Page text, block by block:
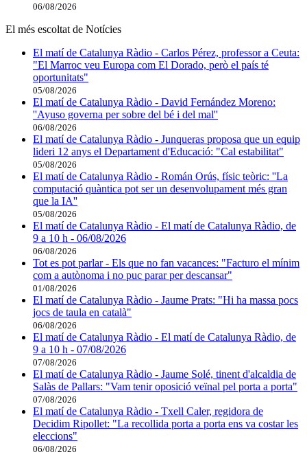
06/08/2026
El més escoltat de Notícies
El matí de Catalunya Ràdio - Carlos Pérez, professor a Ceuta:
"El Marroc veu Europa com El Dorado, però el país té
oportunitats"
05/08/2026
El matí de Catalunya Ràdio - David Fernández Moreno:
''Ayuso governa per sobre del bé i del mal''
06/08/2026
El matí de Catalunya Ràdio - Junqueras proposa que un equip
lideri 12 anys el Departament d'Educació: "Cal estabilitat"
05/08/2026
El matí de Catalunya Ràdio - Román Orús, físic teòric: ''La
computació quàntica pot ser un desenvolupament més gran
que la IA''
05/08/2026
El matí de Catalunya Ràdio - El matí de Catalunya Ràdio, de
9 a 10 h - 06/08/2026
06/08/2026
Tot es pot parlar - Els que no fan vacances: "Facturo el mínim
com a autònoma i no puc parar per descansar"
01/08/2026
El matí de Catalunya Ràdio - Jaume Prats: "Hi ha massa pocs
jocs de taula en català"
06/08/2026
El matí de Catalunya Ràdio - El matí de Catalunya Ràdio, de
9 a 10 h - 07/08/2026
07/08/2026
El matí de Catalunya Ràdio - Jaume Solé, tinent d'alcaldia de
Salàs de Pallars: "Vam tenir oposició veïnal pel porta a porta"
07/08/2026
El matí de Catalunya Ràdio - Txell Caler, regidora de
Decidim Ripollet: "La recollida porta a porta ens va costar les
eleccions"
06/08/2026